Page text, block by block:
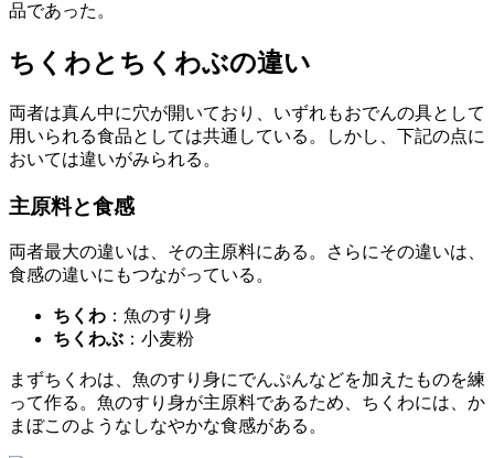
品であった。
ちくわとちくわぶの違い
両者は真ん中に穴が開いており、いずれもおでんの具として
用いられる食品としては共通している。しかし、下記の点に
おいては違いがみられる。
主原料と食感
両者最大の違いは、その主原料にある。さらにその違いは、
食感の違いにもつながっている。
ちくわ ：魚のすり身
ちくわぶ ：小麦粉
まずちくわは、 魚のすり身にでんぷんなどを加えたものを練
って作る。魚のすり身が主原料であるため、ちくわには、か
まぼこのような しなやかな食感がある。